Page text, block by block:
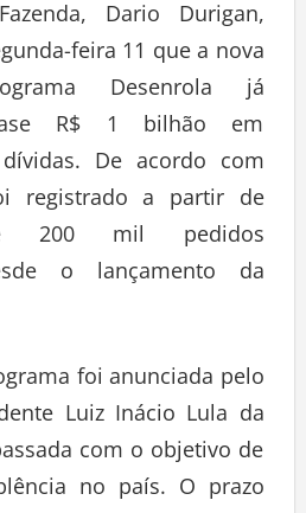
Dario Durigan,
feira 11 que a nova
Desenrola já
R$ 1 bilhão em
De acordo com
registrado a partir de
200 mil pedidos
o lançamento da
foi anunciada pelo
Luiz Inácio Lula da
com o objetivo de
no país. O prazo